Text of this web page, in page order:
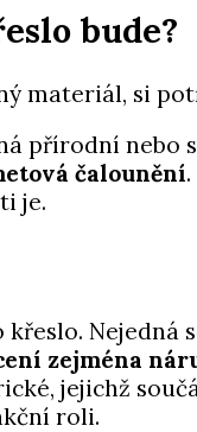
bude?
materiál, si
přírodní nebo
čalounění
je.
zejména
jejichž
roli.